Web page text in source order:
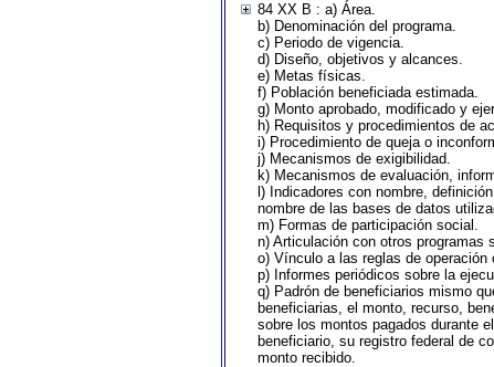
84 XX B : a) Área.
b) Denominación del programa.
c) Periodo de vigencia.
d) Diseño, objetivos y alcances.
e) Metas físicas.
f) Población beneficiada estimada.
g) Monto aprobado, modificado y
h) Requisitos y procedimientos de
i) Procedimiento de queja o
j) Mecanismos de exigibilidad.
k) Mecanismos de evaluación,
l) Indicadores con nombre,
nombre de las bases de datos
m) Formas de participación social.
n) Articulación con otros programas
o) Vínculo a las reglas de operación
p) Informes periódicos sobre la
q) Padrón de beneficiarios mismo
beneficiarias, el monto, recurso,
sobre los montos pagados durante
beneficiario, su registro federal de
monto recibido.